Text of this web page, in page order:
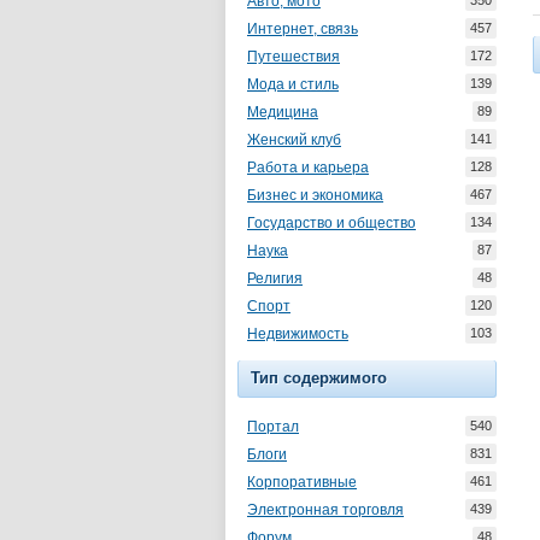
Интернет, связь 457
Путешествия 172
Мода и стиль 139
Медицина 89
Женский клуб 141
Работа и карьера 128
Бизнес и экономика 467
Государство и общество 134
Наука 87
Религия 48
Спорт 120
Недвижимость 103
Тип содержимого
Портал 540
Блоги 831
Корпоративные 461
Электронная торговля 439
48